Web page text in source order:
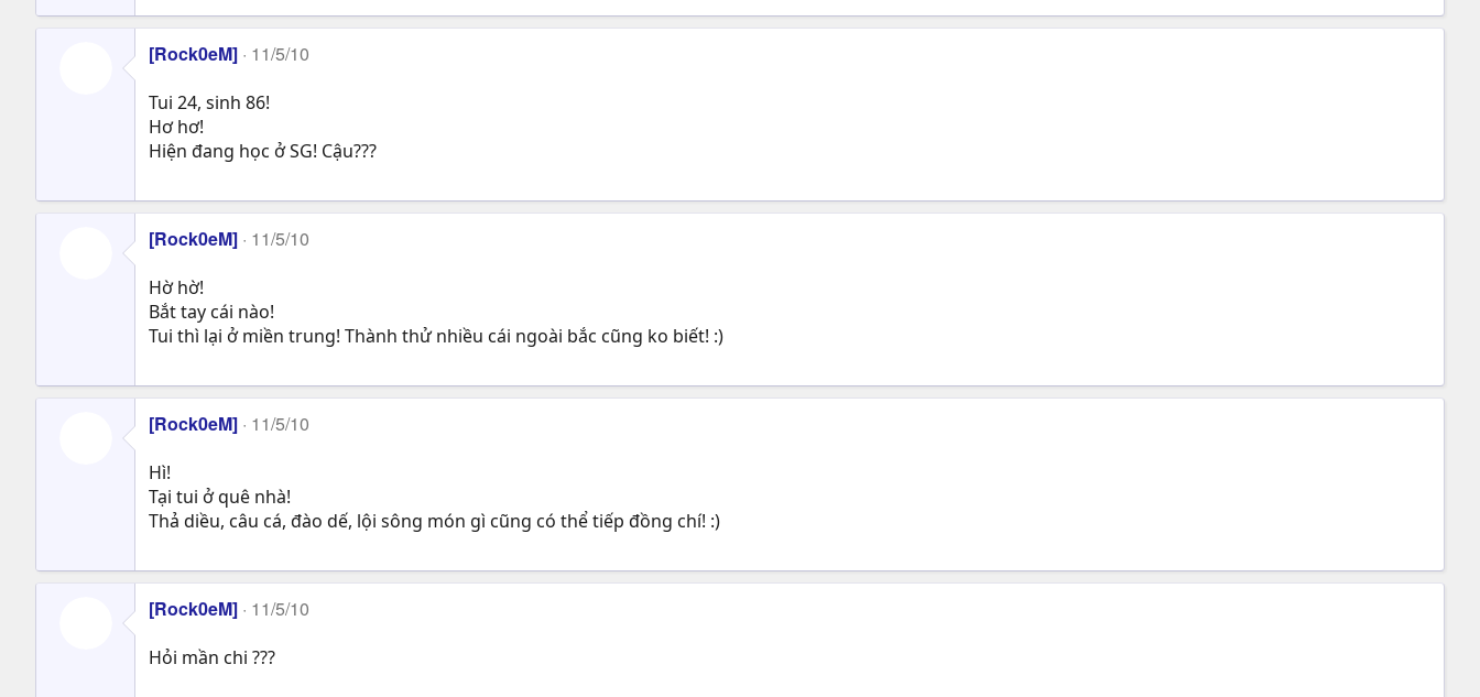
[Rock0eM] 11/5/10
Tui 24, sinh 86!
Hơ hơ!
Hiện đang học ở SG! Cậu???
[Rock0eM] 11/5/10
Hờ hờ!
Bắt tay cái nào!
Tui thì lại ở miền trung! Thành thử nhiều cái ngoài bắc cũng ko biết! :)
[Rock0eM] 11/5/10
Hì!
Tại tui ở quê nhà!
Thả diều, câu cá, đào dế, lội sông món gì cũng có thể tiếp đồng chí! :)
[Rock0eM] 11/5/10
Hỏi mần chi ???